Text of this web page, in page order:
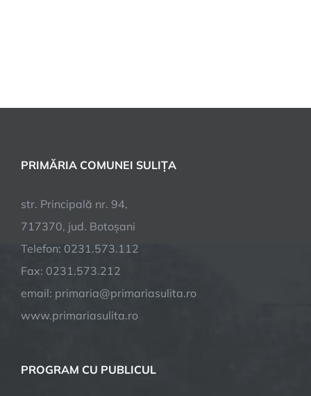
PRIMĂRIA COMUNEI SULIȚA
str. Principală nr. 94,
717370, jud. Botoșani
Telefon: 0231.573.112
Fax: 0231.573.212
email: primaria@primariasulita.ro
www.primariasulita.ro
PROGRAM CU PUBLICUL